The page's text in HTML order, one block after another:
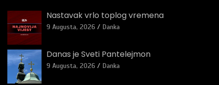
Nastavak vrlo toplog vremena
9 Augusta, 2026 Danka
Danas je Sveti Pantelejmon
9 Augusta, 2026 Danka